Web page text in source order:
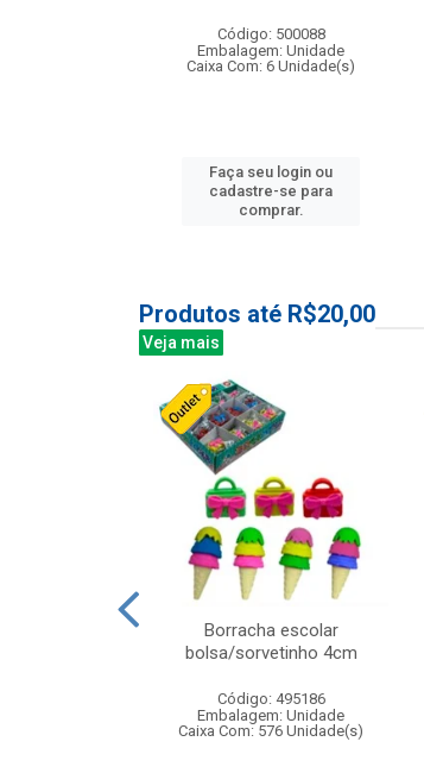
Código: 500088
Embalagem: Unidade
Caixa Com: 6 Unidade(s)
Faça seu login ou
cadastre-se para
comprar.
Produtos até R$20,00
Veja mais
Borracha escolar
bolsa/sorvetinho 4cm
Código: 495186
Embalagem: Unidade
Caixa Com: 576 Unidade(s)